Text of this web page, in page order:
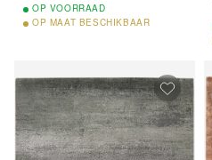
OP VOORRAAD
OP MAAT BESCHIKBAAR